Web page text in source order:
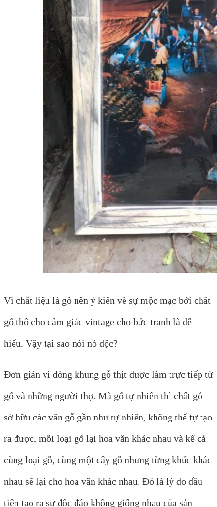
Vì chất liệu là gỗ nên ý kiến về sự mộc mạc bởi chất
gỗ thô cho cảm giác vintage cho bức tranh là dễ
hiểu. Vậy tại sao nói nó độc?
Đơn giản vì dòng khung gỗ thịt được làm trực tiếp từ
gỗ và những người thợ. Mà gỗ tự nhiên thì chất gỗ
sở hữu các vân gỗ gần như tự nhiên, không thể tự tạo
ra được, mỗi loại gỗ lại hoa văn khác nhau và kể cả
cùng loại gỗ, cùng một cây gỗ nhưng từng khúc khác
nhau sẽ lại cho hoa văn khác nhau. Đó là lý do đầu
tiên tạo ra sự độc đáo không giống nhau của sản